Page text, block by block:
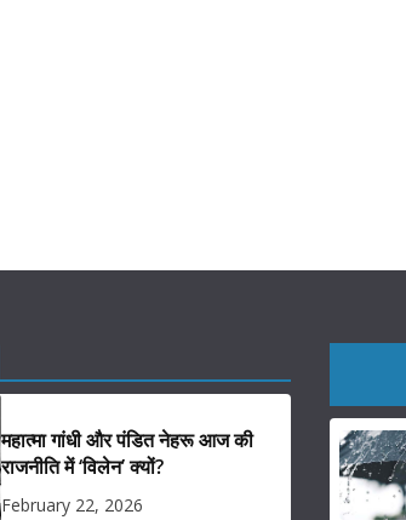
महात्मा गांधी और पंडित नेहरू आज की
राजनीति में ‘विलेन’ क्यों?
February 22, 2026